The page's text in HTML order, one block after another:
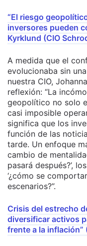
“El riesgo
inversores pueden
Kyrklund (CIO
A medida que el
evolucionaba sin
nuestra CIO,
reflexión: “La
geopolítico no solo
casi imposible
significa que los
función de las
tarde. Un enfoque
cambio de
pasará después?’,
‘¿cómo se
escenarios?”.
Crisis del estrecho
diversificar activos
frente a la inflación”